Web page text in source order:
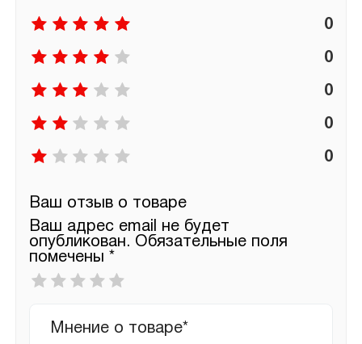
0
0
0
0
0
Ваш отзыв о товаре
Ваш адрес email не будет
опубликован. Обязательные поля
помечены *
Ваша
оценка
отзыв